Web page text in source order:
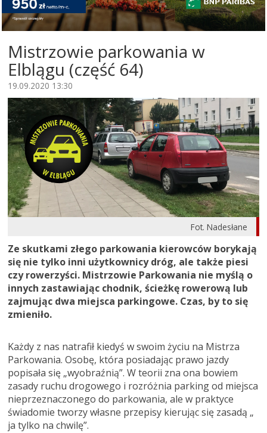
Mistrzowie parkowania w
Elblągu (część 64)
19.09.2020 13:30
Fot. Nadesłane
Ze skutkami złego parkowania kierowców borykają
się nie tylko inni użytkownicy dróg, ale także piesi
czy rowerzyści. Mistrzowie Parkowania nie myślą o
innych zastawiając chodnik, ścieżkę rowerową lub
zajmując dwa miejsca parkingowe. Czas, by to się
zmieniło.
Każdy z nas natrafił kiedyś w swoim życiu na Mistrza
Parkowania. Osobę, która posiadając prawo jazdy
popisała się „wyobraźnią”. W teorii zna ona bowiem
zasady ruchu drogowego i rozróżnia parking od miejsca
nieprzeznaczonego do parkowania, ale w praktyce
świadomie tworzy własne przepisy kierując się zasadą „
ja tylko na chwilę”.